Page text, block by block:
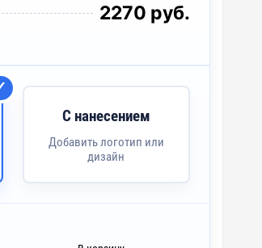
2270 руб.
С нанесением
Добавить логотип или
дизайн